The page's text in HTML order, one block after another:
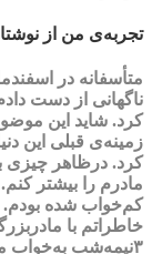
تجربه‌ی من از
ناگهانی از دست
کرد. شاید این
زمینه‌ی قبلی این
کرد. درظاهر چیزی
مادرم را بیشتر
کم‌خواب شده
خاطراتم با
۳نیمه‌شب به‌خواب